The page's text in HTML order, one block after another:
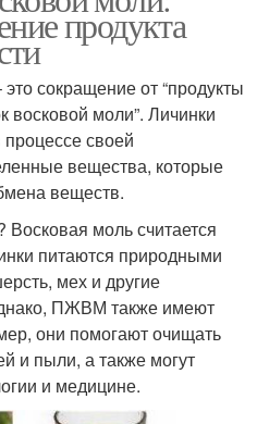
продукта
сокращение от “продукты
восковой моли”. Личинки
своей
вещества, которые
веществ.
моль считается
питаются природными
мех и другие
ПЖВМ также имеют
они помогают очищать
и пыли, а также могут
и медицине.